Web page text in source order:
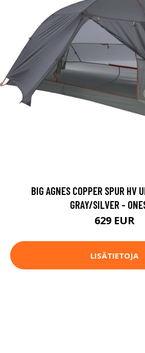
BIG AGNES COPPER SPUR HV
GRAY/SILVER -
629 EUR
LISÄTIETOJA